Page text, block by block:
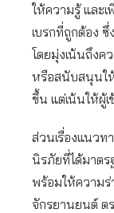
ให้ความรู้ และ
เบรกที่ถูกต้อง
โดยมุ่งเน้นถึงค
หรือสนับสนุนใ
ขึ้น แต่เน้นให้ผู้
ส่วนเรื่องแนว
นิรภัยที่ได้มาต
พร้อมให้ความ
จักรยานยนต์ ต